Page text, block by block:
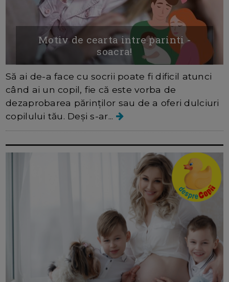
Motiv de cearta intre parinti -
soacra!
Să ai de-a face cu socrii poate fi dificil atunci
când ai un copil, fie că este vorba de
dezaprobarea părinților sau de a oferi dulciuri
copilului tău. Deși s-ar...